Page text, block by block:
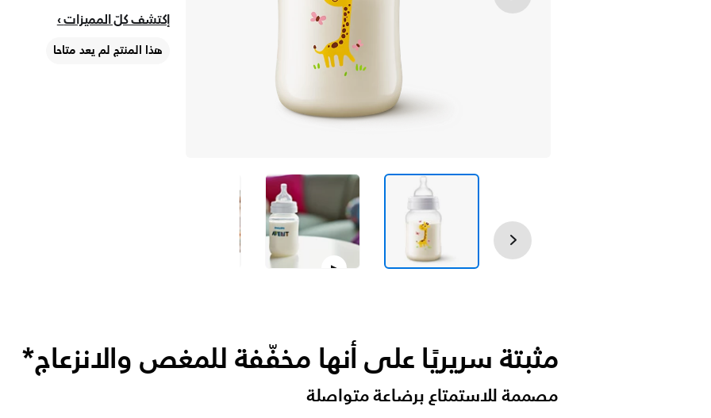
إكتشف كلّ المميزات
هذا المنتج لم يعد متاحا
مثبتة سريريًا على أنها مخفّفة للمغص والانزعاج*
مصممة للاستمتاع برضاعة متواصلة